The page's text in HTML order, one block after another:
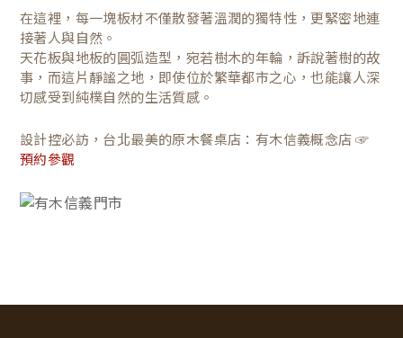
在這裡，每一塊板材不僅散發著溫潤的獨特性，更緊密地連
接著人與自然。
天花板與地板的圓弧造型，宛若樹木的年輪，訴說著樹的故
事，而這片靜謐之地，即使位於繁華都市之心，也能讓人深
切感受到純樸自然的生活質感。
設計控必訪，台北最美的原木餐桌店：有木信義概念店 ☞
預約參觀